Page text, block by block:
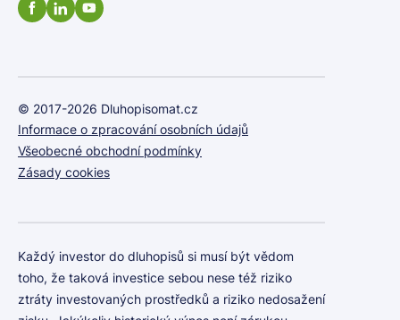
© 2017-2026 Dluhopisomat.cz
Informace o zpracování osobních údajů
Všeobecné obchodní podmínky
Zásady cookies
Každý investor do dluhopisů si musí být vědom
toho, že taková investice sebou nese též riziko
ztráty investovaných prostředků a riziko nedosažení